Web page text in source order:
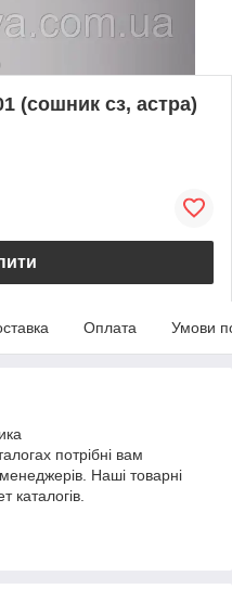
(сошник сз, астра)
Оплата Умови
потрібні вам
менеджерів. Наші товарні
каталогів.